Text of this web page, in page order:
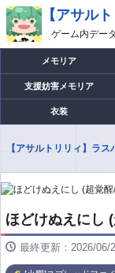
【アサル
ゲーム内デー
メモリア
支援妨害メモリア
衣装
【アサルトリリィ】ラ
ほどけぬえにし
最終更新：2026/06/